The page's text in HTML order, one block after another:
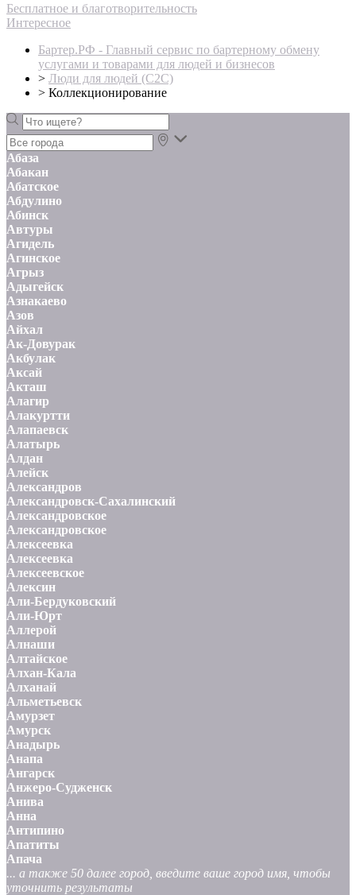
Бесплатное и благотворительность
Интересное
Бартер.РФ - Главный сервис по бартерному обмену
услугами и товарами для людей и бизнесов
> Люди для людей (С2С)
> Коллекционирование
Абаза
Абакан
Абатское
Абдулино
Абинск
Автуры
Агидель
Агинское
Агрыз
Адыгейск
Азнакаево
Азов
Айхал
Ак-Довурак
Акбулак
Аксай
Акташ
Алагир
Алакуртти
Алапаевск
Алатырь
Алдан
Алейск
Александров
Александровск-Сахалинский
Александровское
Александровское
Алексеевка
Алексеевка
Алексеевское
Алексин
Али-Бердуковский
Али-Юрт
Аллерой
Алнаши
Алтайское
Алхан-Кала
Алханай
Альметьевск
Амурзет
Амурск
Анадырь
Анапа
Ангарск
Анжеро-Судженск
Анива
Анна
Антипино
Апатиты
Апача
... а также 50 далее город, введите ваше город имя, чтобы
уточнить результаты